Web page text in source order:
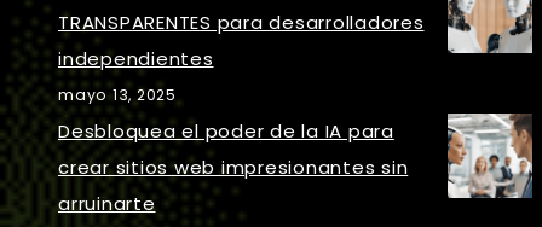
TRANSPARENTES para desarrolladores
independientes
mayo 13, 2025
Desbloquea el poder de la IA para
crear sitios web impresionantes sin
arruinarte